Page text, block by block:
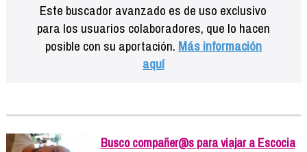
Este buscador avanzado es de uso exclusivo
para los usuarios colaboradores, que lo hacen
posible con su aportación. Más información
aquí
Busco compañer@s para viajar a Escocia